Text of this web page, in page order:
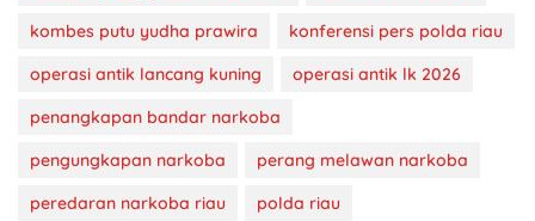
kombes putu yudha prawira
konferensi pers polda riau
operasi antik lancang kuning
operasi antik lk 2026
penangkapan bandar narkoba
pengungkapan narkoba
perang melawan narkoba
peredaran narkoba riau
polda riau